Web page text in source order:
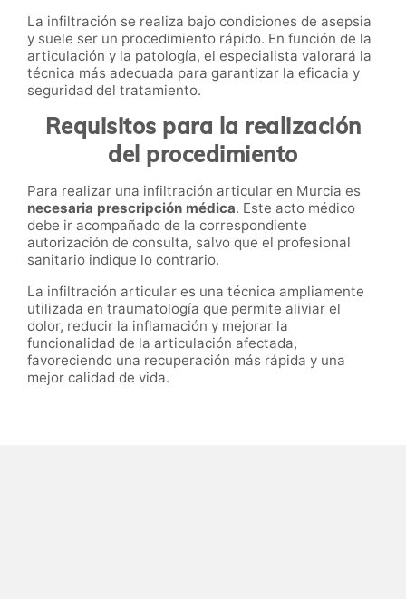
La infiltración se realiza bajo condiciones de asepsia
y suele ser un procedimiento rápido. En función de la
articulación y la patología, el especialista valorará la
técnica más adecuada para garantizar la eficacia y
seguridad del tratamiento.
Requisitos para la realización
del procedimiento
Para realizar una infiltración articular en Murcia es
necesaria prescripción médica. Este acto médico
debe ir acompañado de la correspondiente
autorización de consulta, salvo que el profesional
sanitario indique lo contrario.
La infiltración articular es una técnica ampliamente
utilizada en traumatología que permite aliviar el
dolor, reducir la inflamación y mejorar la
funcionalidad de la articulación afectada,
favoreciendo una recuperación más rápida y una
mejor calidad de vida.